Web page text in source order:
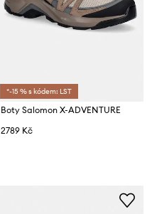
*-15 % s kódem: LST
Boty Salomon X-ADVENTURE
2789 Kč